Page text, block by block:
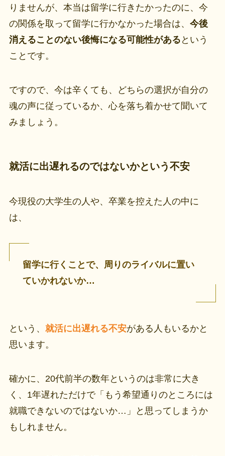
りませんが、本当は留学に行きたかったのに、今
の関係を取って留学に行かなかった場合は、 今後
消えることのない後悔になる可能性がある という
ことです。
ですので、今は辛くても、どちらの選択が自分の
魂の声に従っているか、心を落ち着かせて聞いて
みましょう。
就活に出遅れるのではないかという不安
今現役の大学生の人や、卒業を控えた人の中に
は、
留学に行くことで、周りのライバルに置い
ていかれないか…
という、 就活に出遅れる不安がある人もいるかと
思います。
確かに、20代前半の数年というのは非常に大き
く、1年遅れただけで「もう希望通りのところには
就職できないのではないか…」と思ってしまうか
もしれません。